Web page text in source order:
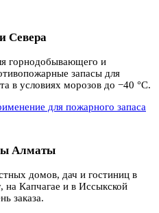
Севера
горнодобывающего и
запасы для
в условиях морозов до −40 °C.
для пожарного запаса
Алматы
домов, дач и гостиниц в
на Капчагае и в Иссыкской
заказа.